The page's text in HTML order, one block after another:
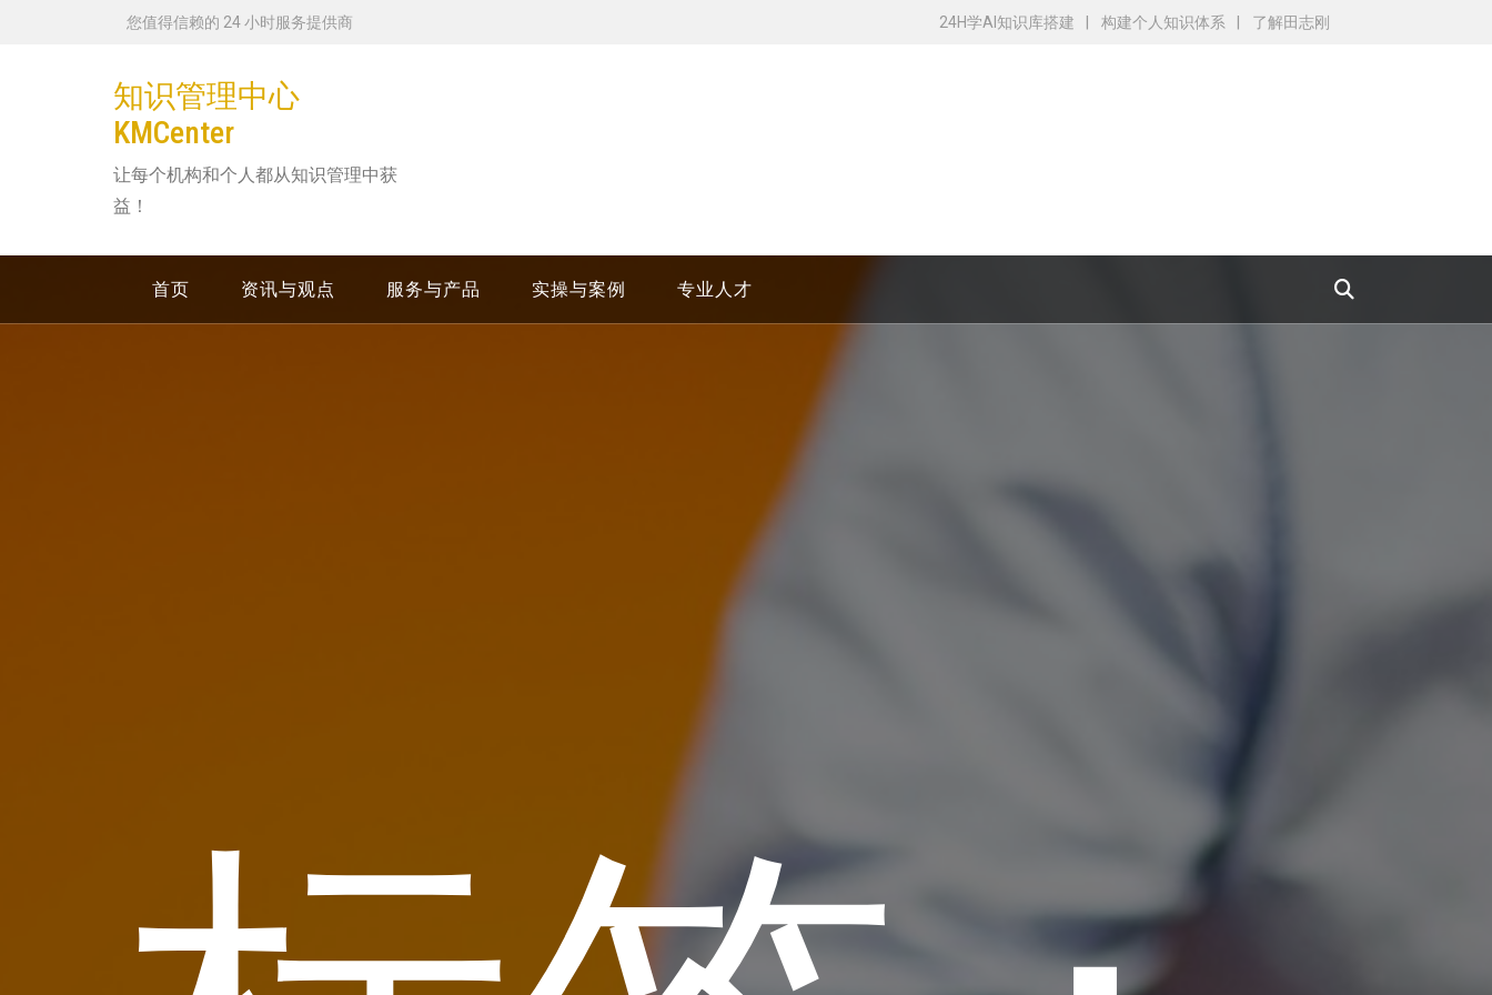
您值得信赖的 24 小时服务提供商 24H学AI知识库搭建 构建个人知识体系 了解田志刚
知识管理中心
KMCenter
让每个机构和个人都从知识管理中获
益！
首页 资讯与观点 服务与产品 实操与案例 专业人才